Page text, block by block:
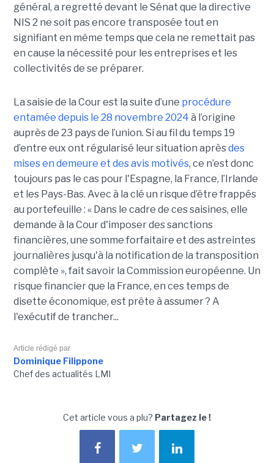
général, a regretté devant le Sénat que la directive
NIS 2 ne soit pas encore transposée tout en
signifiant en même temps que cela ne remettait pas
en cause la nécessité pour les entreprises et les
collectivités de se préparer.
La saisie de la Cour est la suite d’une procédure
entamée depuis le 28 novembre 2024 à l’origine
auprès de 23 pays de l’union. Si au fil du temps 19
d’entre eux ont régularisé leur situation aprèsdes
mises en demeure et des avis motivés, ce n’est donc
toujours pas le cas pour l'Espagne, la France, l’Irlande
et les Pays-Bas. Avec à la clé un risque d’être frappés
au portefeuille : « Dans le cadre de ces saisines, elle
demande à la Cour d'imposer des sanctions
financières, une somme forfaitaire et des astreintes
journalières jusqu'à la notification de la transposition
complète », fait savoir la Commission européenne. Un
risque financier que la France, en ces temps de
disette économique, est prête à assumer ? A
l'exécutif de trancher...
Article rédigé par
Dominique Filippone
Chef des actualités LMI
Cet article vous a plu? Partagez le !